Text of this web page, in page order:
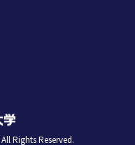
Rights Reserved.